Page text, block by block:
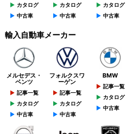
カタログ
中古車
カタログ
中古車
カタログ
中古車
輸入自動車メーカー
メルセデス・
ベンツ
記事一覧
カタログ
中古車
フォルクスワ
ーゲン
記事一覧
カタログ
中古車
BMW
記事一覧
カタログ
中古車